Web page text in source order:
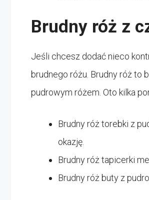
Brudny róż z
Jeśli chcesz dodać nieco
brudnego różu. Brudny róż to
pudrowym różem. Oto kilka
Brudny róż torebki z
okazję.
Brudny róż tapicerki
Brudny róż buty z